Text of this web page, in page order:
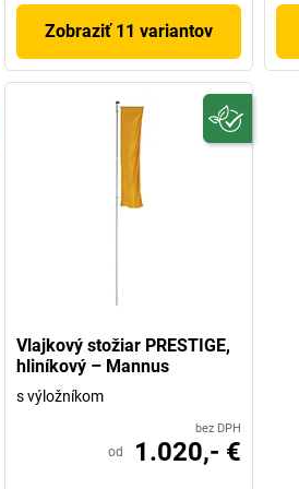
Zobraziť 11 variantov
Vlajkový stožiar PRESTIGE,
hliníkový – Mannus
s výložníkom
bez DPH
od 1.020,- €